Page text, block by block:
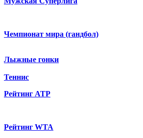
Чемпионат мира (гандбол)
Лыжные гонки
Теннис
Рейтинг ATP
Рейтинг WTA